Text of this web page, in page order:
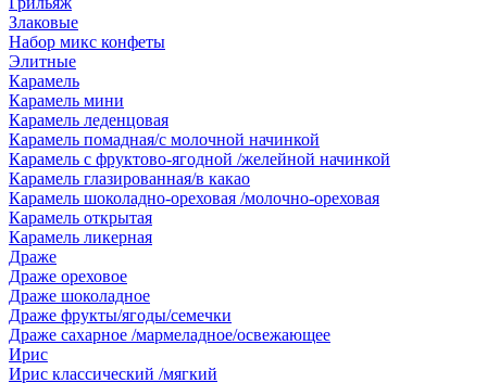
Злаковые
Набор микс конфеты
Элитные
Карамель
Карамель мини
Карамель леденцовая
Карамель помадная/с молочной начинкой
Карамель с фруктово-ягодной /желейной начинкой
Карамель глазированная/в какао
Карамель шоколадно-ореховая /молочно-ореховая
Карамель открытая
Карамель ликерная
Драже
Драже ореховое
Драже шоколадное
Драже фрукты/ягоды/семечки
Драже сахарное /мармеладное/освежающее
Ирис
Ирис классический /мягкий